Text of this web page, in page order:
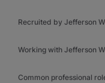
Recruited by Jefferson
Working with Jefferson
Common professional